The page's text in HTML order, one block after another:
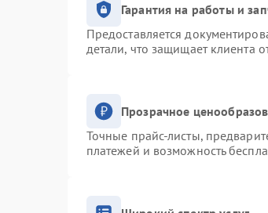
Гарантия на работы и
Предоставляется
детали, что защищает клиента
Прозрачное
Точные прайс-листы,
платежей и возможность